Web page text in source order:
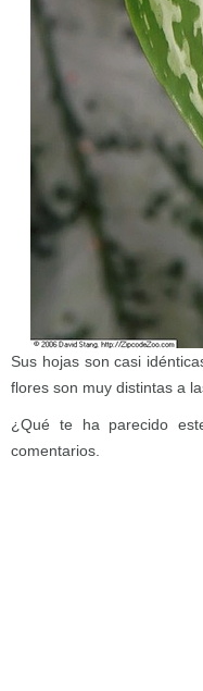
Sus hojas son casi
flores son muy distintas a
¿Qué te ha parecido
comentarios.